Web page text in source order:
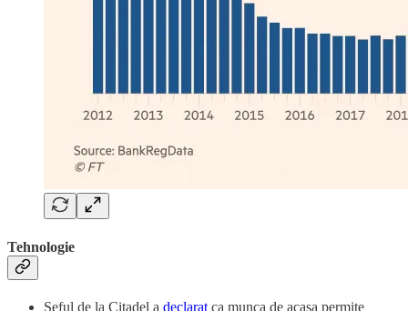
Tehnologie
Seful de la Citadel a declarat ca munca de acasa permite